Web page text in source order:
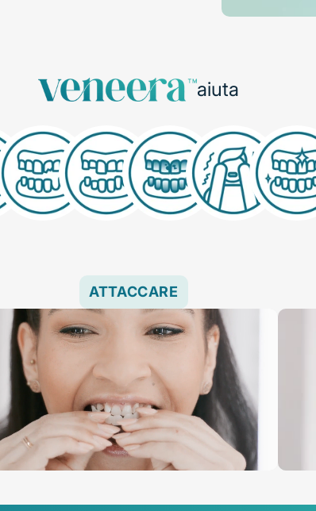
aiuta
ATTACCARE